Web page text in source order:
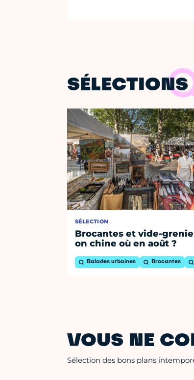
SÉLECTIONS
SÉLECTION
Brocantes et vide-
on chine où en août ?
Balades urbaines Brocantes
VOUS NE
Sélection des bons plans